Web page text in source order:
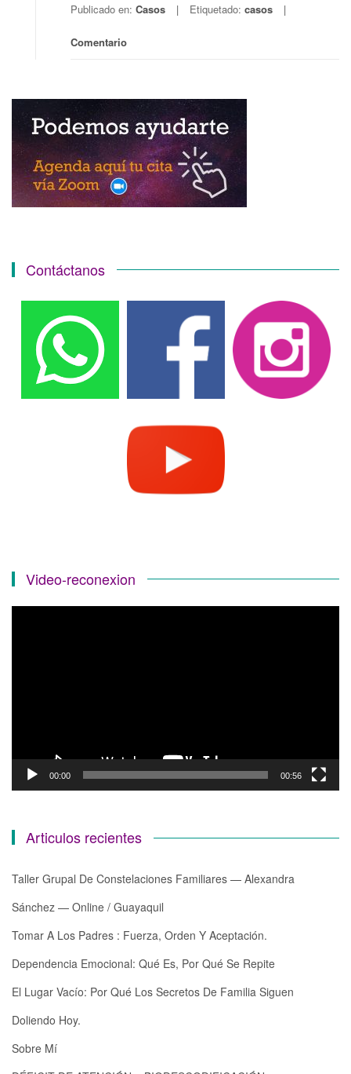
Publicado en: Casos Etiquetado: casos
Comentario
Contáctanos
Video-reconexion
00:00 00:56
Articulos recientes
Taller Grupal De Constelaciones Familiares — Alexandra
Sánchez — Online / Guayaquil
Tomar A Los Padres : Fuerza, Orden Y Aceptación.
Dependencia Emocional: Qué Es, Por Qué Se Repite
El Lugar Vacío: Por Qué Los Secretos De Familia Siguen
Doliendo Hoy.
Sobre Mí